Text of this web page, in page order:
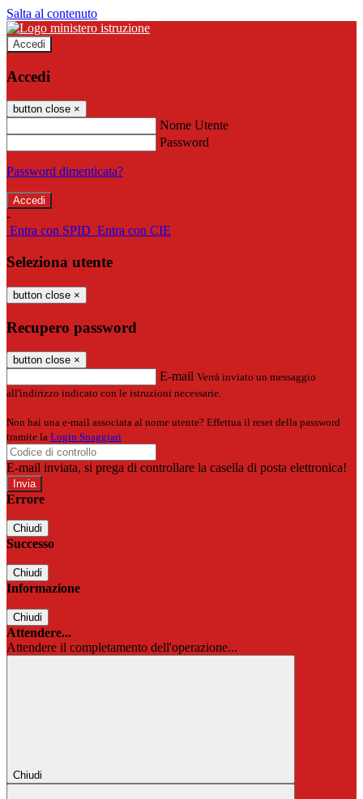
Salta al contenuto
Accedi
Accedi
button close ×
Nome Utente
Password
Password dimenticata?
-
Entra con SPID Entra con CIE
Seleziona utente
button close ×
Recupero password
button close ×
E-mail Verrà inviato un messaggio
all'indirizzo indicato con le istruzioni necessarie.
Non hai una e-mail associata al nome utente? Effettua il reset della password
tramite la Login Spaggiari
E-mail inviata, si prega di controllare la casella di posta elettronica!
Errore
Chiudi
Successo
Chiudi
Informazione
Chiudi
Attendere...
Attendere il completamento dell'operazione...
Chiudi